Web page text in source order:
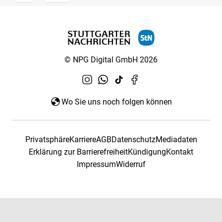
© NPG Digital GmbH 2026
Wo Sie uns noch folgen können
PrivatsphäreKarriereAGBDatenschutzMediadaten
Erklärung zur BarrierefreiheitKündigungKontakt
ImpressumWiderruf